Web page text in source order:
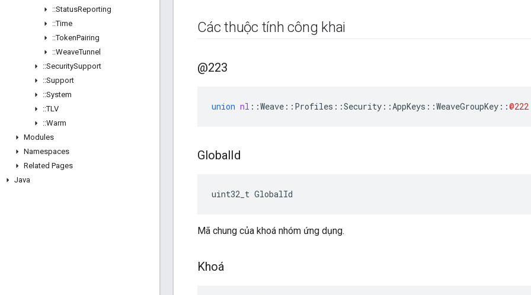
::StatusReporting
::Time
::TokenPairing
::WeaveTunnel
::SecuritySupport
::Support
::System
::TLV
::Warm
Modules
Namespaces
Related Pages
Java
Các thuộc tính công khai
@223
union nl ::Weave :: Profiles ::Security ::AppKeys ::WeaveGroupKey ::@222
GlobalId
uint32_t GlobalId
Mã chung của khoá nhóm ứng dụng.
Khoá